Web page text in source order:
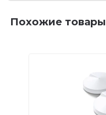
Похожие товары